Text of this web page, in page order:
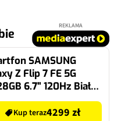
REKLAMA
SAMSUNG
Z Flip 7 FE 5G
6.7" 120Hz Biały
Kup teraz4299 zł